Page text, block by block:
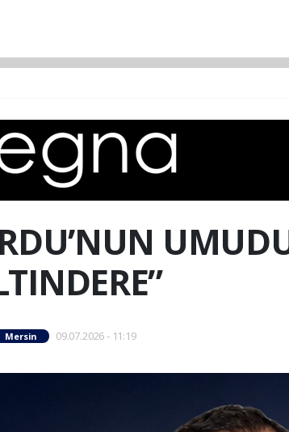
Mersin 09.07.2026 - 11:19